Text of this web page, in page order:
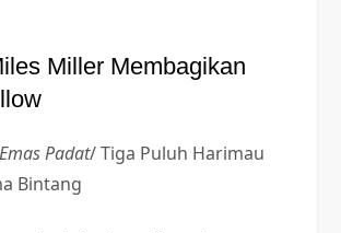
Miller Membagikan
Emas Padat/ Tiga Puluh Harimau
Bintang